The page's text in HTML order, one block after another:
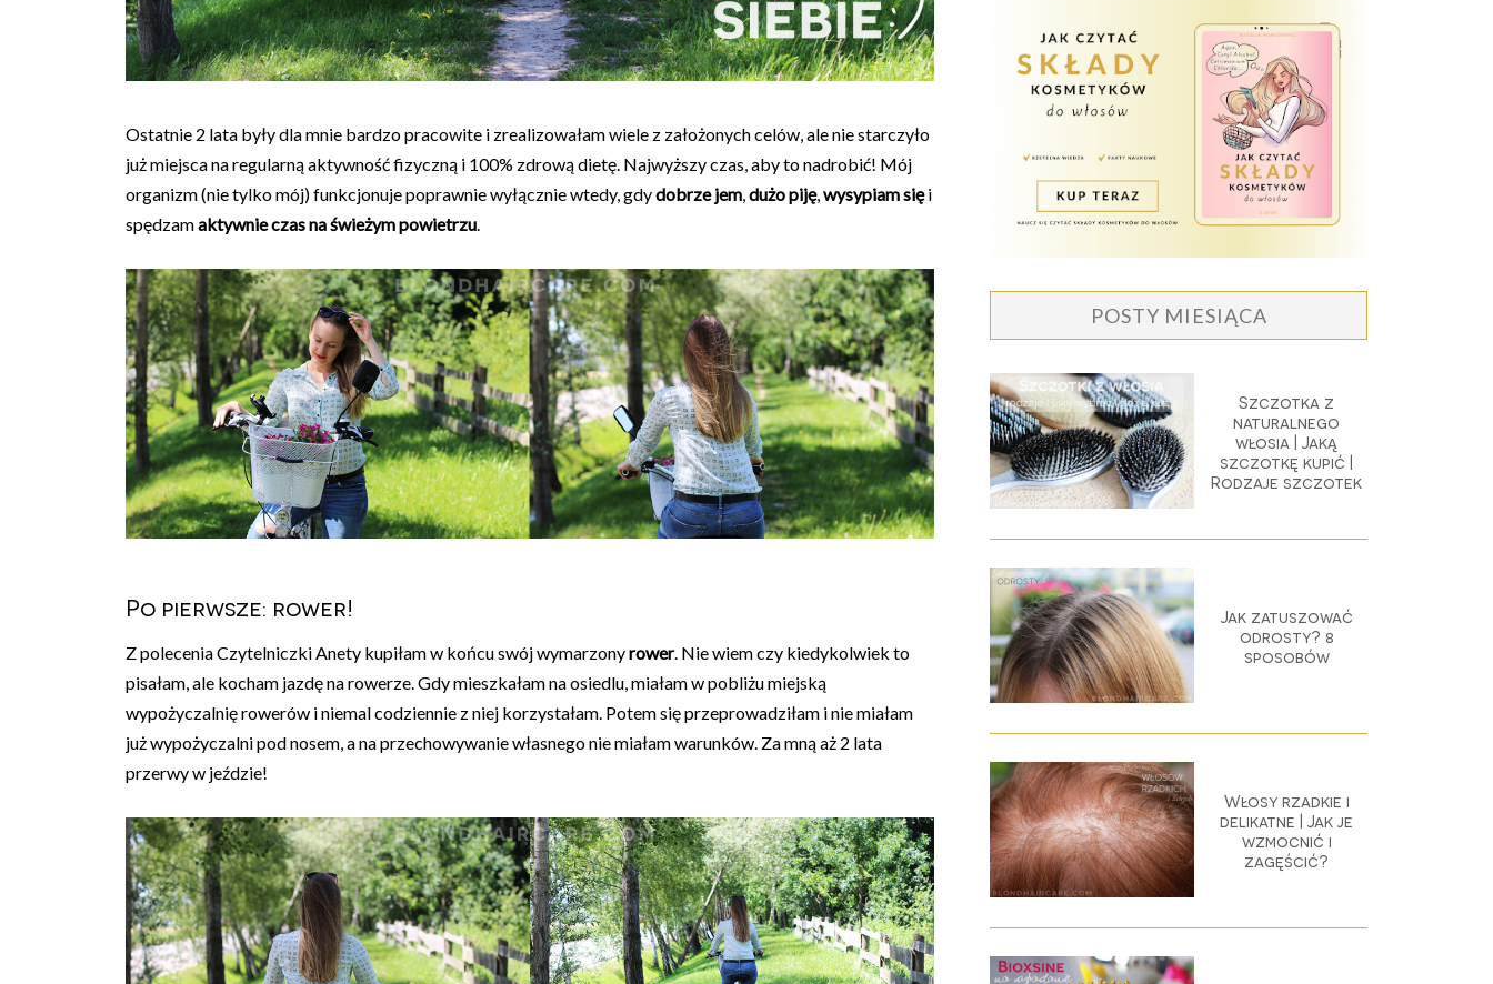
Ostatnie 2 lata były dla mnie bardzo pracowite i zrealizowałam wiele z założonych celów, ale nie starczyło
już miejsca na regularną aktywność fizyczną i 100% zdrową dietę. Najwyższy czas, aby to nadrobić! Mój
organizm (nie tylko mój) funkcjonuje poprawnie wyłącznie wtedy, gdydobrze jem dużo piję, wysypiam sięi
spędzamaktywnie czas na świeżym powietrzu
Po pierwsze: rower!
Z polecenia Czytelniczki Anety kupiłam w końcu swój wymarzonyrower. Nie wiem czy kiedykolwiek to
pisałam, ale kocham jazdę na rowerze. Gdy mieszkałam na osiedlu, miałam w pobliżu miejską
wypożyczalnię rowerów i niemal codziennie z niej korzystałam. Potem się przeprowadziłam i nie miałam
już wypożyczalni pod nosem, a na przechowywanie własnego nie miałam warunków. Za mną aż 2 lata
przerwy w jeździe!
POSTY MIESIĄCA
Szczotka z
naturalnego
włosia | Jaką
szczotkę kupić |
Rodzaje szczotek
Jak zatuszować
odrosty? 8
sposobów
Włosy rzadkie i
delikatne | Jak je
wzmocnić i
zagęścić?